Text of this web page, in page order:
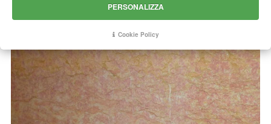
PERSONALIZZA
Cookie Policy